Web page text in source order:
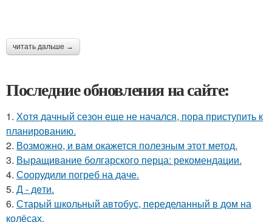
читать дальше →
Последние обновления на сайте:
1. Хотя дачный сезон еще не начался, пора приступить к
планированию.
2. Возможно, и вам окажется полезным этот метод.
3. Выращивание болгарского перца: рекомендации.
4. Соорудили погреб на даче.
5. Д - дeти.
6. Старый школьный автобус, переделанный в дом на
колёсах.